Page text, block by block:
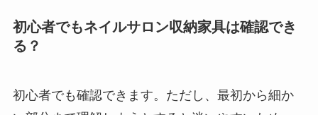
初心者でもネイルサロン収納家具は確認でき
る？
初心者でも確認できます。ただし、最初から細か